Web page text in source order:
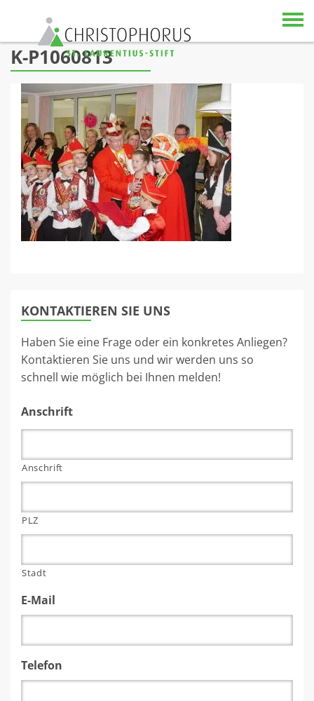
Skip to content
K-P1060813
KONTAKTIEREN SIE UNS
Haben Sie eine Frage oder ein konkretes Anliegen?
Kontaktieren Sie uns und wir werden uns so
schnell wie möglich bei Ihnen melden!
Anschrift
Anschrift
PLZ
Stadt
E-Mail
Telefon